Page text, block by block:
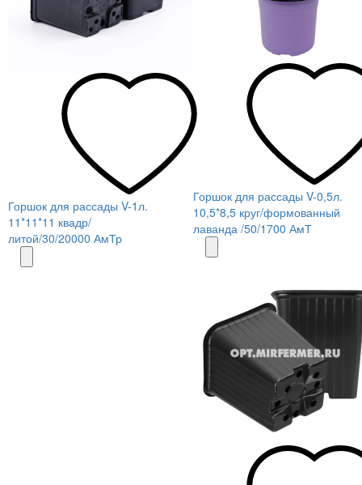
Горшок для рассады V-1л.
11*11*11 квадр/
литой/30/20000 АмТр
Горшок для рассады V-0,5л.
10,5*8,5 круг/формованный
лаванда /50/1700 АмТ